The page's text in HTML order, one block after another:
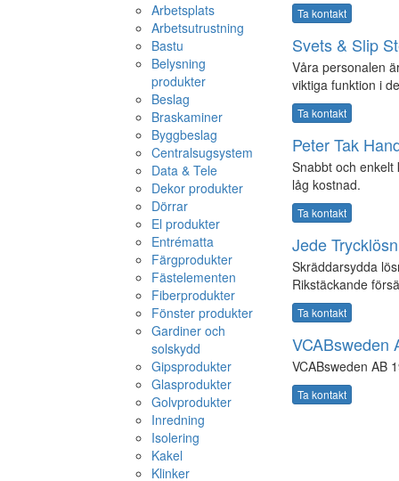
Arbetsplats
Arbetsutrustning
Bastu
Belysning
produkter
Beslag
Braskaminer
Byggbeslag
Centralsugsystem
Data & Tele
Dekor produkter
Dörrar
El produkter
Entrématta
Färgprodukter
Fästelementen
Fiberprodukter
Fönster produkter
Gardiner och
solskydd
Gipsprodukter
Glasprodukter
Golvprodukter
Inredning
Isolering
Kakel
Klinker
Ta kontakt
Svets & Slip
Våra personalen
viktiga funktion i
Ta kontakt
Peter Tak
Snabbt och
låg kostnad.
Ta kontakt
Jede
Skräddarsydda
Rikstäckande
Ta kontakt
VCABsweden
VCABsweden AB
Ta kontakt